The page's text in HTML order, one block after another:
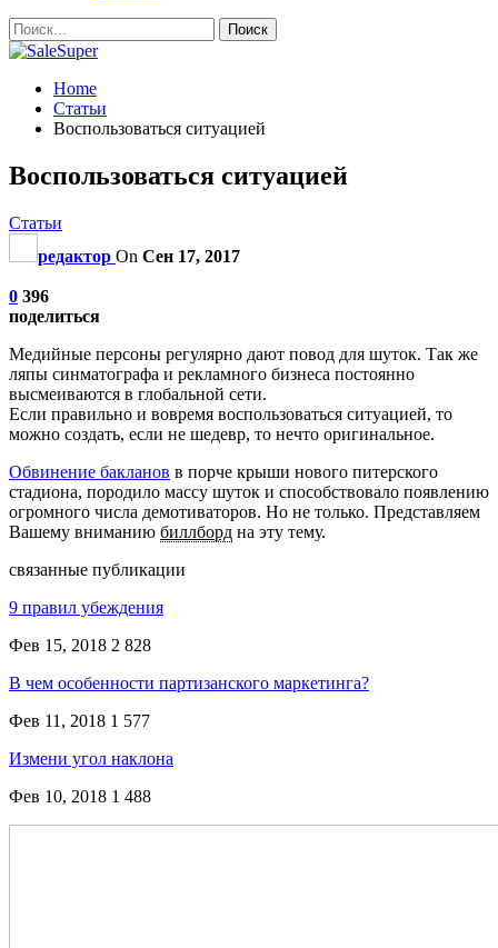
Home
Статьи
Воспользоваться ситуацией
Воспользоваться ситуацией
Статьи
редактор On Сен 17, 2017
0 396
поделиться
Медийные персоны регулярно дают повод для шуток. Так же
ляпы синматографа и рекламного бизнеса постоянно
высмеиваются в глобальной сети.
Если правильно и вовремя воспользоваться ситуацией, то
можно создать, если не шедевр, то нечто оригинальное.
Обвинение бакланов в порче крыши нового питерского
стадиона, породило массу шуток и способствовало появлению
огромного числа демотиваторов. Но не только. Представляем
Вашему вниманию биллборд на эту тему.
связанные публикации
9 правил убеждения
Фев 15, 2018 2 828
В чем особенности партизанского маркетинга?
Фев 11, 2018 1 577
Измени угол наклона
Фев 10, 2018 1 488